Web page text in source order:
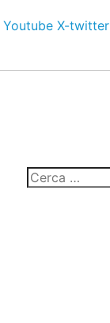
Youtube X-twitter